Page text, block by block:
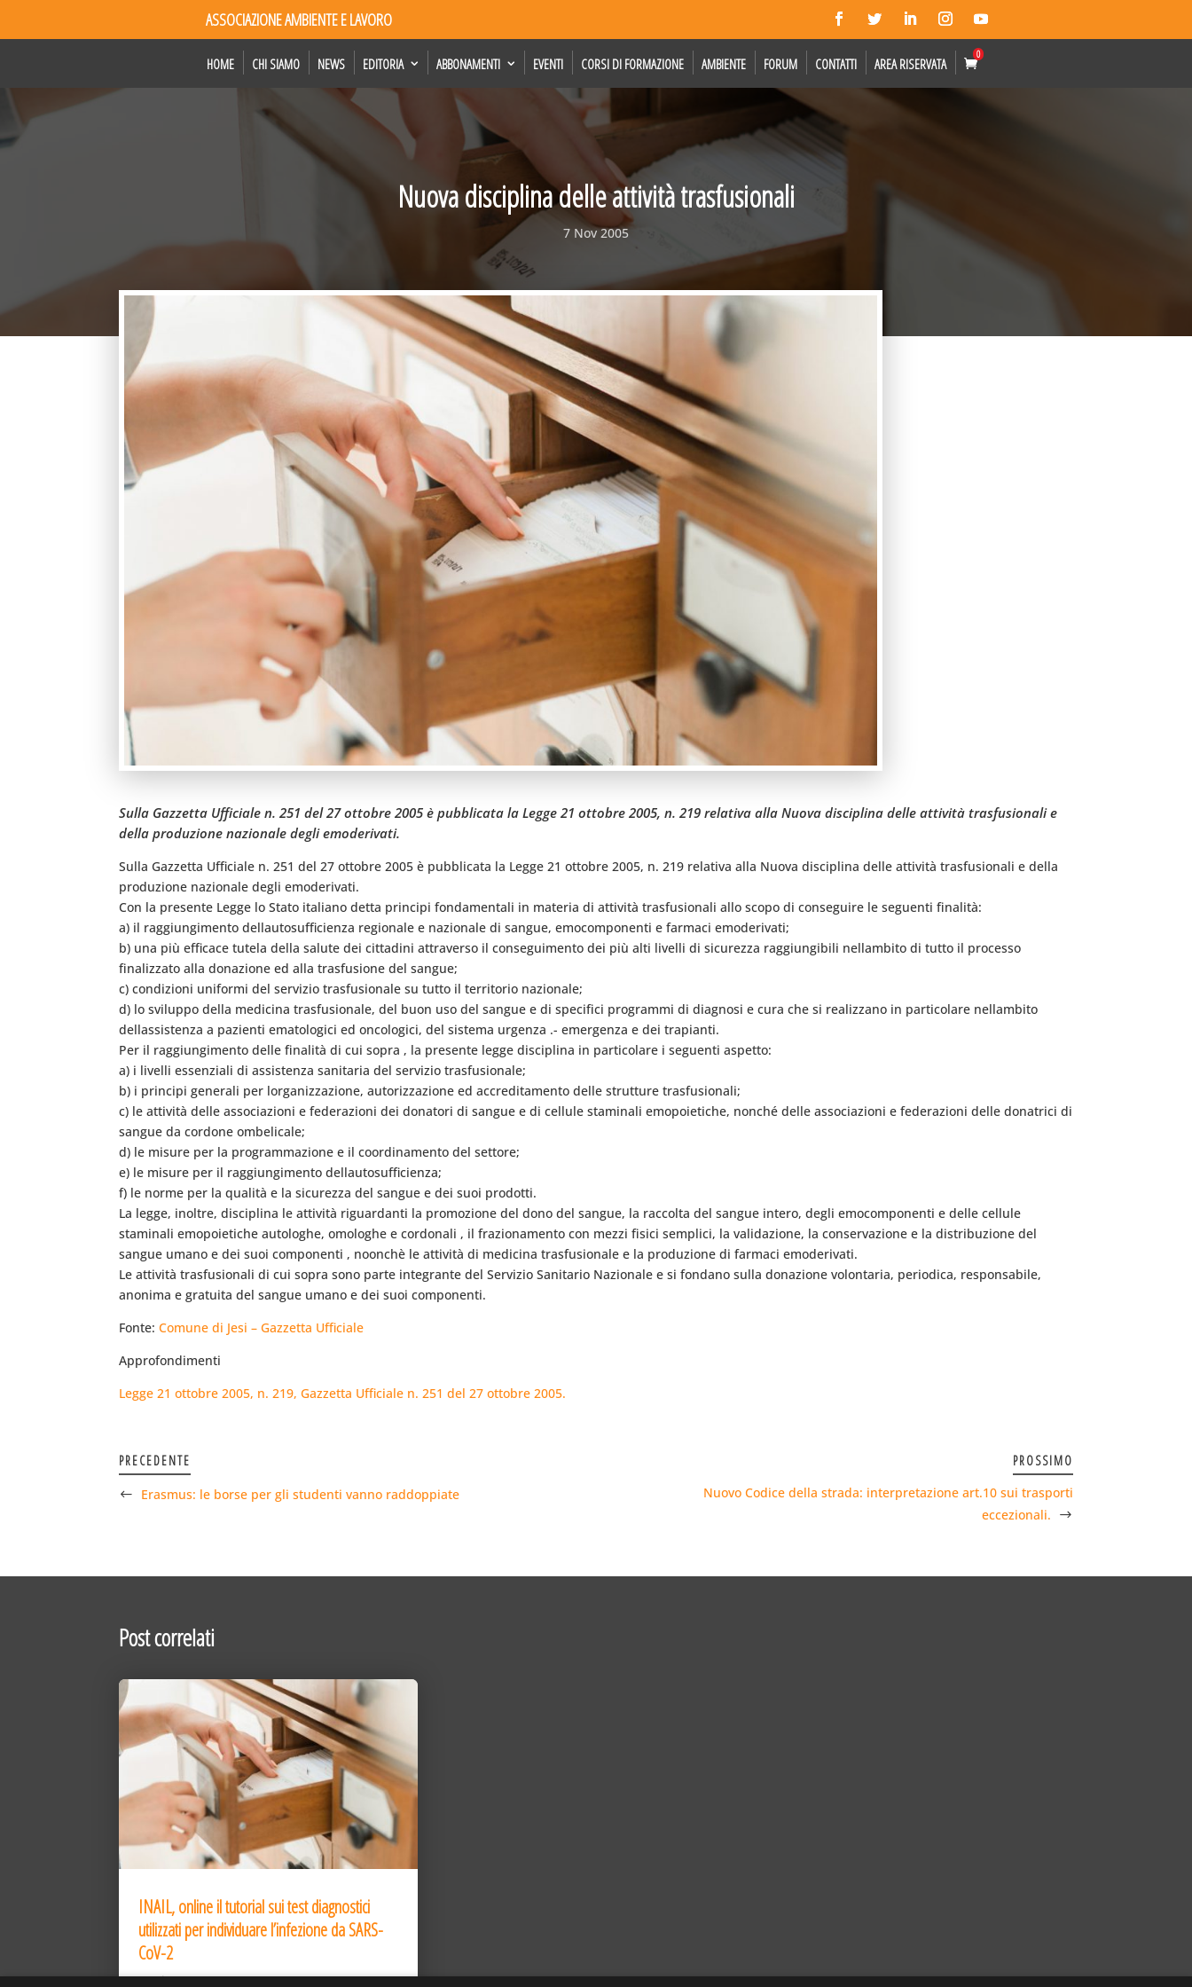
ASSOCIAZIONE AMBIENTE E LAVORO
HOME CHI SIAMO NEWS EDITORIA ABBONAMENTI EVENTI CORSI DI FORMAZIONE AMBIENTE FORUM CONTATTI AREA RISERVATA
0
Nuova disciplina delle attività trasfusionali
7 Nov 2005
Sulla Gazzetta Ufficiale n. 251 del 27 ottobre 2005 è pubblicata la Legge 21 ottobre 2005, n. 219 relativa alla Nuova disciplina delle attività trasfusionali e
della produzione nazionale degli emoderivati.
Sulla Gazzetta Ufficiale n. 251 del 27 ottobre 2005 è pubblicata la Legge 21 ottobre 2005, n. 219 relativa alla Nuova disciplina delle attività trasfusionali e della
produzione nazionale degli emoderivati.
Con la presente Legge lo Stato italiano detta principi fondamentali in materia di attività trasfusionali allo scopo di conseguire le seguenti finalità:
a) il raggiungimento dellautosufficienza regionale e nazionale di sangue, emocomponenti e farmaci emoderivati;
b) una più efficace tutela della salute dei cittadini attraverso il conseguimento dei più alti livelli di sicurezza raggiungibili nellambito di tutto il processo
finalizzato alla donazione ed alla trasfusione del sangue;
c) condizioni uniformi del servizio trasfusionale su tutto il territorio nazionale;
d) lo sviluppo della medicina trasfusionale, del buon uso del sangue e di specifici programmi di diagnosi e cura che si realizzano in particolare nellambito
dellassistenza a pazienti ematologici ed oncologici, del sistema urgenza .- emergenza e dei trapianti.
Per il raggiungimento delle finalità di cui sopra , la presente legge disciplina in particolare i seguenti aspetto:
a) i livelli essenziali di assistenza sanitaria del servizio trasfusionale;
b) i principi generali per lorganizzazione, autorizzazione ed accreditamento delle strutture trasfusionali;
c) le attività delle associazioni e federazioni dei donatori di sangue e di cellule staminali emopoietiche, nonché delle associazioni e federazioni delle donatrici di
sangue da cordone ombelicale;
d) le misure per la programmazione e il coordinamento del settore;
e) le misure per il raggiungimento dellautosufficienza;
f) le norme per la qualità e la sicurezza del sangue e dei suoi prodotti.
La legge, inoltre, disciplina le attività riguardanti la promozione del dono del sangue, la raccolta del sangue intero, degli emocomponenti e delle cellule
staminali emopoietiche autologhe, omologhe e cordonali , il frazionamento con mezzi fisici semplici, la validazione, la conservazione e la distribuzione del
sangue umano e dei suoi componenti , noonchè le attività di medicina trasfusionale e la produzione di farmaci emoderivati.
Le attività trasfusionali di cui sopra sono parte integrante del Servizio Sanitario Nazionale e si fondano sulla donazione volontaria, periodica, responsabile,
anonima e gratuita del sangue umano e dei suoi componenti.
Fonte:Comune di Jesi – Gazzetta Ufficiale
Approfondimenti
Legge 21 ottobre 2005, n. 219, Gazzetta Ufficiale n. 251 del 27 ottobre 2005.
PRECEDENTE
Erasmus: le borse per gli studenti vanno raddoppiate
PROSSIMO
Nuovo Codice della strada: interpretazione art.10 sui trasporti
eccezionali.
Post correlati
INAIL, online il tutorial sui test diagnostici
utilizzati per individuare l’infezione da SARS-
CoV-2
31 Dic 2020